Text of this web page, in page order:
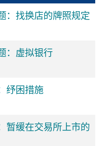
：找换店的牌照规定
：虚拟银行
纾困措施
暂缓在交易所上市的